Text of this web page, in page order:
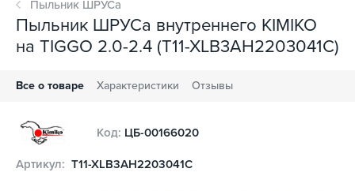
Пыльник ШРУСа
Пыльник ШРУСа внутреннего KIMIKO
на TIGGO 2.0-2.4 (T11-XLB3AH2203041C)
Все о товаре Характеристики Отзывы
Код: ЦБ-00166020
Артикул: T11-XLB3AH2203041C